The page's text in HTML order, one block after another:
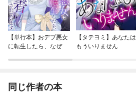
【単行本】おデブ悪女
に転生したら、なぜか
【タテヨミ】あなたは
もういりません
同じ作者の本